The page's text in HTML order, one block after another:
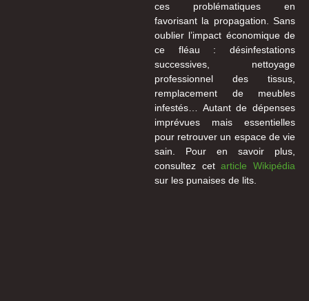
ces problématiques en
favorisant la propagation. Sans
oublier l’impact économique de
ce fléau : désinfestations
successives, nettoyage
professionnel des tissus,
remplacement de meubles
infestés… Autant de dépenses
imprévues mais essentielles
pour retrouver un espace de vie
sain. Pour en savoir plus,
consultez cetarticle Wikipédia
sur les punaises de lits.